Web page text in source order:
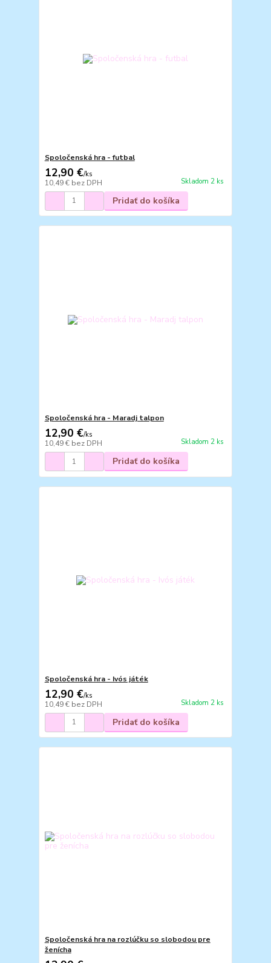
Spoločenská hra - futbal
12,90 €/ks
10,49 € bez DPH Skladom 2 ks
Pridať do košíka
Spoločenská hra - Maradj talpon
12,90 €/ks
10,49 € bez DPH Skladom 2 ks
Pridať do košíka
Spoločenská hra - Ivós játék
12,90 €/ks
10,49 € bez DPH Skladom 2 ks
Pridať do košíka
Spoločenská hra na rozlúčku so slobodou pre
ženícha